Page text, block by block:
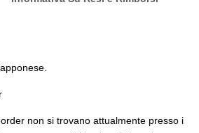
non si trovano attualmente presso i